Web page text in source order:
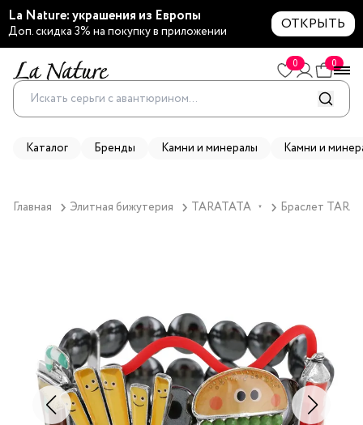
La Nature: украшения из Европы
Доп. скидка 3% на покупку в приложении ОТКРЫТЬ
0 0
Каталог Бренды Камни и минералы Камни и
Главная Элитная бижутерия TARATATA ▼ Браслет